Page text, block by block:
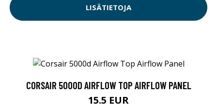
LISÄTIETOJA
CORSAIR 5000D AIRFLOW TOP AIRFLOW PANEL
15.5 EUR